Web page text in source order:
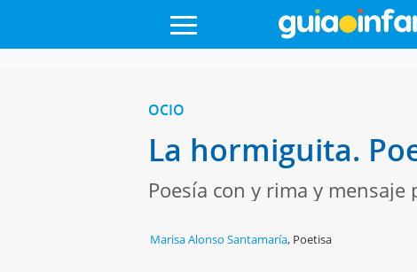
OCIO
La hormiguita.
Poesía con y rima y mensaje
Marisa Alonso Santamaría, Poetisa